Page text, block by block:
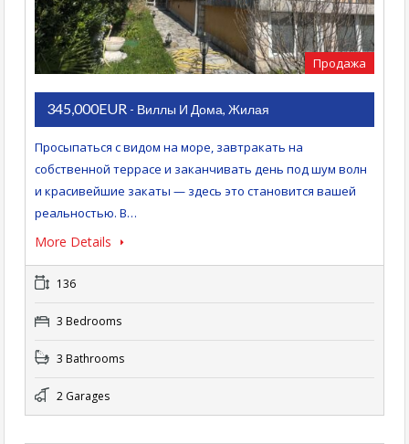
Продажа
345,000EUR - Виллы И Дома, Жилая
Просыпаться с видом на море, завтракать на
собственной террасе и заканчивать день под шум волн
и красивейшие закаты — здесь это становится вашей
реальностью. В…
More Details
136
3 Bedrooms
3 Bathrooms
2 Garages